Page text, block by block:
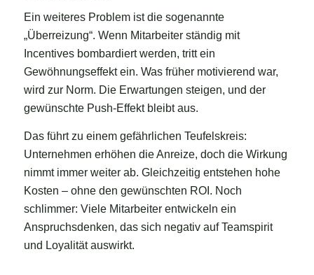
Ein weiteres Problem ist die sogenannte
„Überreizung“. Wenn Mitarbeiter ständig mit
Incentives bombardiert werden, tritt ein
Gewöhnungseffekt ein. Was früher motivierend war,
wird zur Norm. Die Erwartungen steigen, und der
gewünschte Push-Effekt bleibt aus.
Das führt zu einem gefährlichen Teufelskreis:
Unternehmen erhöhen die Anreize, doch die Wirkung
nimmt immer weiter ab. Gleichzeitig entstehen hohe
Kosten – ohne den gewünschten ROI. Noch
schlimmer: Viele Mitarbeiter entwickeln ein
Anspruchsdenken, das sich negativ auf Teamspirit
und Loyalität auswirkt.